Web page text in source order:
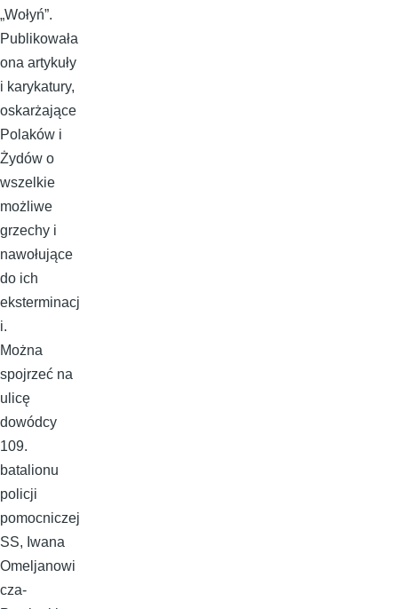
„Wołyń”.
Publikowała
ona artykuły
i karykatury,
oskarżające
Polaków i
Żydów o
wszelkie
możliwe
grzechy i
nawołujące
do ich
eksterminacj
i.
Można
spojrzeć na
ulicę
dowódcy
109.
batalionu
policji
pomocniczej
SS, Iwana
Omeljanowi
cza-